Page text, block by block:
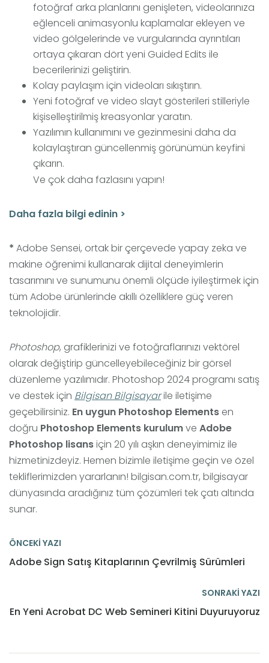
fotoğraf arka planlarını genişleten, videolarınıza
eğlenceli animasyonlu kaplamalar ekleyen ve
video gölgelerinde ve vurgularında ayrıntıları
ortaya çıkaran dört yeni Guided Edits ile
becerilerinizi geliştirin.
Kolay paylaşım için videoları sıkıştırın.
Yeni fotoğraf ve video slayt gösterileri stilleriyle
kişiselleştirilmiş kreasyonlar yaratın.
Yazılımın kullanımını ve gezinmesini daha da
kolaylaştıran güncellenmiş görünümün keyfini
çıkarın.
Ve çok daha fazlasını yapın!
Daha fazla bilgi edinin >
* Adobe Sensei, ortak bir çerçevede yapay zeka ve
makine öğrenimi kullanarak dijital deneyimlerin
tasarımını ve sunumunu önemli ölçüde iyileştirmek için
tüm Adobe ürünlerinde akıllı özelliklere güç veren
teknolojidir.
Photoshop, grafiklerinizi ve fotoğraflarınızı vektörel
olarak değiştirip güncelleyebileceğiniz bir görsel
düzenleme yazılımıdır. Photoshop 2024 programı satış
ve destek için Bilgisan Bilgisayarile iletişime
geçebilirsiniz. En uygun Photoshop Elements en
doğru Photoshop Elements kurulumve Adobe
Photoshop lisansiçin 20 yılı aşkın deneyimimiz ile
hizmetinizdeyiz. Hemen bizimle iletişime geçin ve özel
tekliflerimizden yararlanın! bilgisan.com.tr, bilgisayar
dünyasında aradığınız tüm çözümleri tek çatı altında
sunar.
ÖNCEKİ YAZI
Adobe Sign Satış Kitaplarının Çevrilmiş Sürümleri
SONRAKİ YAZI
En Yeni Acrobat DC Web Semineri Kitini Duyuruyoruz